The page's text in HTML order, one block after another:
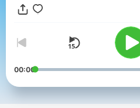
00:00